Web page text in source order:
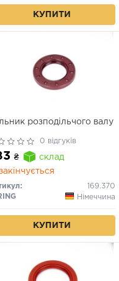
КУПИТИ
розподільчого валу
0 відгуків
₴
склад
169.370
Німеччина
КУПИТИ